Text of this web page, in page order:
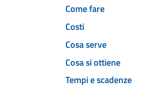
Come fare
Costi
Cosa serve
Cosa si ottiene
Tempi e scadenze